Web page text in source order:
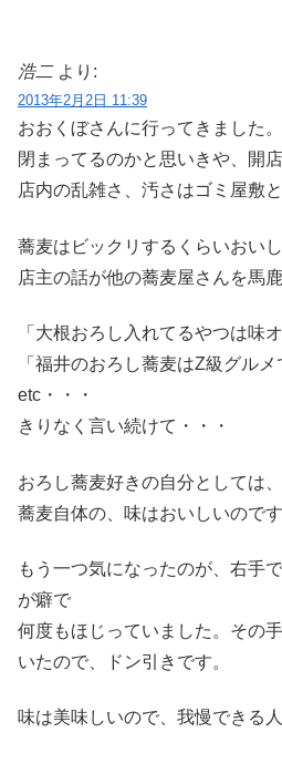
浩二 より:
2013年2月2日 11:39
おおくぼさんに行ってきました。
閉まってるのかと思いきや、開
店内の乱雑さ、汚さはゴミ屋敷
蕎麦はビックリするくらいおい
店主の話が他の蕎麦屋さんを馬
「大根おろし入れてるやつは味オ
「福井のおろし蕎麦はZ級グルメ
etc・・・
きりなく言い続けて・・・
おろし蕎麦好きの自分としては
蕎麦自体の、味はおいしいので
もう一つ気になったのが、右手
が癖で
何度もほじっていました。その
いたので、ドン引きです。
味は美味しいので、我慢できる